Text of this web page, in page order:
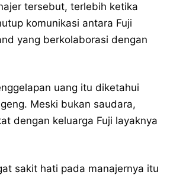
tersebut, terlebih ketika
komunikasi antara Fuji
yang berkolaborasi dengan
uang itu diketahui
Meski bukan saudara,
dengan keluarga Fuji layaknya
sakit hati pada manajernya itu